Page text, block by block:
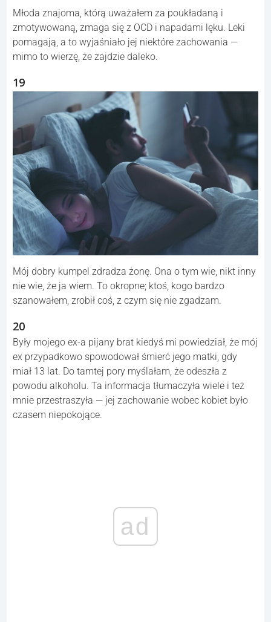
Młoda znajoma, którą uważałem za poukładaną i
zmotywowaną, zmaga się z OCD i napadami lęku. Leki
pomagają, a to wyjaśniało jej niektóre zachowania —
mimo to wierzę, że zajdzie daleko.
19
Mój dobry kumpel zdradza żonę. Ona o tym wie, nikt inny
nie wie, że ja wiem. To okropne; ktoś, kogo bardzo
szanowałem, zrobił coś, z czym się nie zgadzam.
20
Były mojego ex-a pijany brat kiedyś mi powiedział, że mój
ex przypadkowo spowodował śmierć jego matki, gdy
miał 13 lat. Do tamtej pory myślałam, że odeszła z
powodu alkoholu. Ta informacja tłumaczyła wiele i też
mnie przestraszyła — jej zachowanie wobec kobiet było
czasem niepokojące.
ad